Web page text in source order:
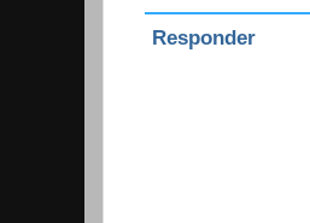
Responder